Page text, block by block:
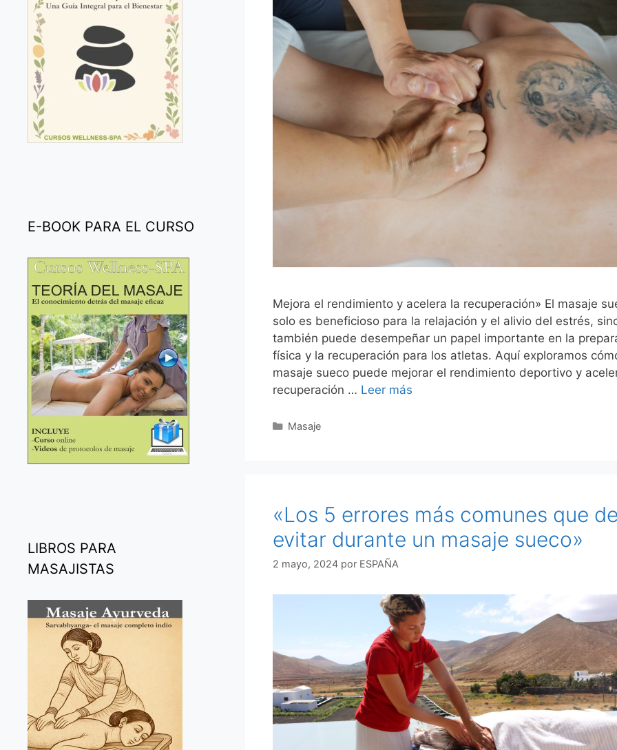
Mejora el rendimiento y acelera la recuperación» El masaje
solo es beneficioso para la relajación y el alivio del estrés,
también puede desempeñar un papel importante en la
física y la recuperación para los atletas. Aquí exploramos
masaje sueco puede mejorar el rendimiento deportivo y
recuperación … Leer más
Categorías
Masaje
«Los 5 errores más comunes que
evitar durante un masaje sueco»
2 mayo, 2024 por ESPAÑA
E-BOOK PARA EL CURSO
LIBROS PARA
MASAJISTAS